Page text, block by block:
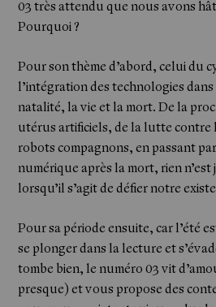
03 très attendu que nous avons
Pourquoi ?
Pour son thème d’abord, celui du
l’intégration des technologies
natalité, la vie et la mort. De la
utérus artificiels, de la lutte contre
robots compagnons, en passant
numérique après la mort, rien
lorsqu’il s’agit de défier notre
Pour sa période ensuite, car l’été
se plonger dans la lecture et
tombe bien, le numéro 03 vit
presque) et vous propose des